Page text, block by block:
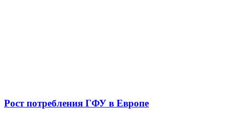
Рост потребления ГФУ в Европе